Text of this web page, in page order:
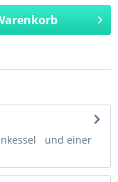
und einer